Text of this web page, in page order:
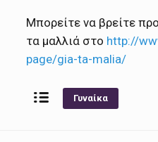
Μπορείτε να βρείτε
τα μαλλιά στο http://
page/gia-ta-malia/
Γυναίκα